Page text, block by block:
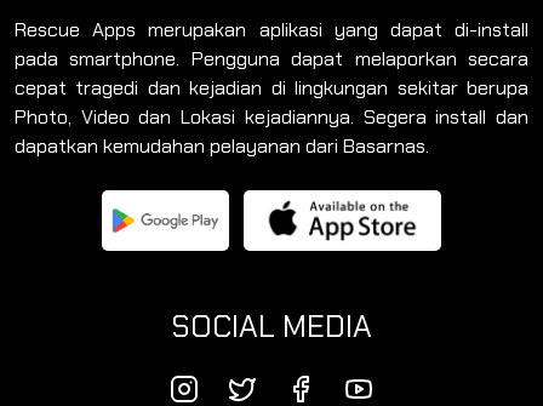
Rescue Apps merupakan aplikasi yang dapat di-install
pada smartphone. Pengguna dapat melaporkan secara
cepat tragedi dan kejadian di lingkungan sekitar berupa
Photo, Video dan Lokasi kejadiannya. Segera install dan
dapatkan kemudahan pelayanan dari Basarnas.
SOCIAL MEDIA